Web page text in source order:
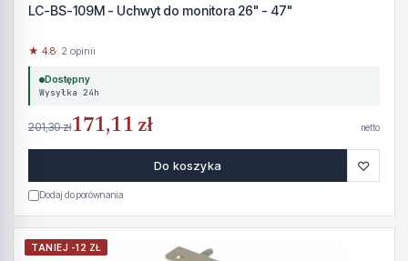
LC-BS-109M - Uchwyt do monitora 26" - 47"
★ 4.8· 2 opinii
Dostępny
Wysyłka 24h
201,30 zł171,11 zł netto
Do koszyka ♡
Dodaj do porównania
TANIEJ -12 ZŁ